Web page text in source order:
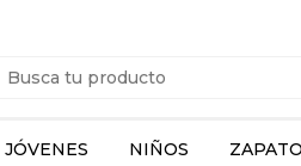
JÓVENES NIÑOS